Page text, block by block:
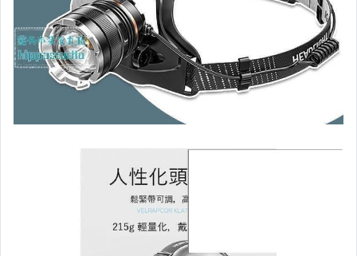
偶像、球員卡與郵幣
手錶與飾品配件
女包精品與女鞋
家電與影音視聽